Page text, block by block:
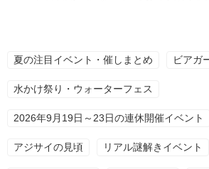
夏の注目イベント・催しまとめ ビアガ
水かけ祭り・ウォーターフェス
2026年9月19日～23日の連休開催イベント
アジサイの見頃 リアル謎解きイベント